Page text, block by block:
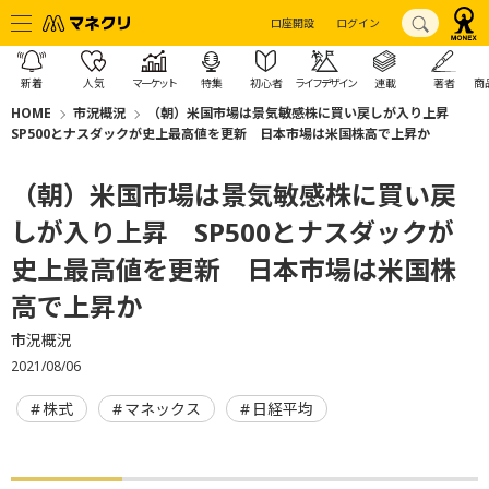
口座開設 ログイン
新着 人気 マーケット 特集 初心者 ライフデザイン 連載 著者 商
HOME 市況概況
（朝）米国市場は景気敏感株に買い戻しが入り上昇
SP500とナスダックが史上最高値を更新 日本市場は米国株高で上昇か
（朝）米国市場は景気敏感株に買い戻
しが入り上昇 SP500とナスダックが
史上最高値を更新 日本市場は米国株
高で上昇か
市況概況
2021/08/06
株式 マネックス 日経平均